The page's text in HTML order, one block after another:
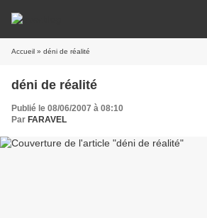
Accueil » déni de réalité
déni de réalité
Publié le 08/06/2007 à 08:10
Par FARAVEL